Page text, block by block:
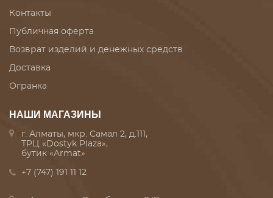
Контакты
Публичная оферта
Возврат изделий и денежных средств
Доставка
Огранка
НАШИ МАГАЗИНЫ
г. Алматы, мкр. Самал 2, д.111,
ТРЦ «Dostyk Plaza»,
бутик «Armat»
+7 (747) 191 11 12